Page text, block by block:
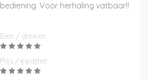
bediening. Voor herhaling vatbaar!!
Eten / drinken
Prijs / kwaliteit